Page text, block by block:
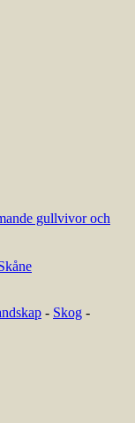
gullvivor och
- Skog -